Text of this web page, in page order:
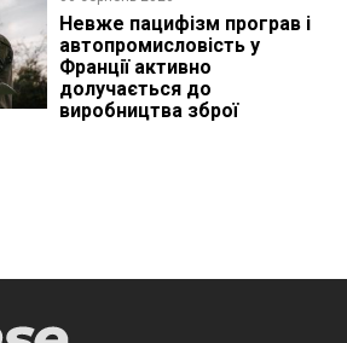
Невже пацифізм програв і
автопромисловість у
Франції активно
долучається до
виробництва зброї